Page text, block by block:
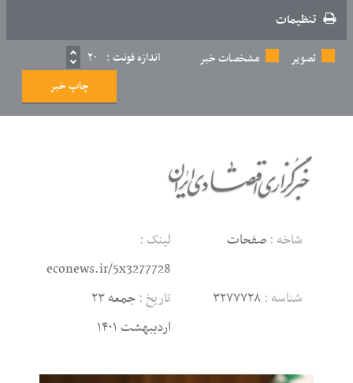
تنظیمات
تصویر
مشخصات خبر اندازه فونت : ۲۰
چاپ خبر
شاخه : صفحات
لینک :
econews.ir/5x3277728
شناسه : ۳۲۷۷۷۲۸ تاریخ :
جمعه ۲۳
اردیبهشت ۱۴۰۱